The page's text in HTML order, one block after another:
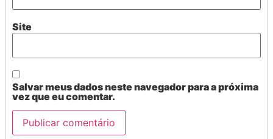
Site
Salvar meus dados neste navegador para a próxima
vez que eu comentar.